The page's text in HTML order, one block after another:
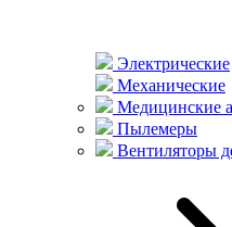
Электрические
Механические
Медицинские
Пылемеры
Вентиляторы